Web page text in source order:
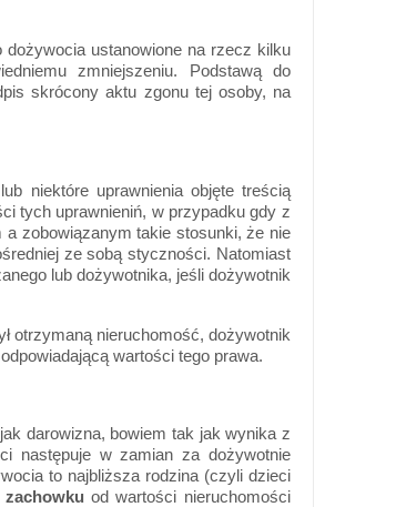
ustanowione na rzecz kilku
zmniejszeniu. Podstawą do
skrócony aktu zgonu tej osoby, na
niektóre uprawnienia objęte treścią
tych uprawnieniń, w przypadku gdy z
zobowiązanym takie stosunki, że nie
ze sobą styczności. Natomiast
lub dożywotnika, jeśli dożywotnik
otrzymaną nieruchomość, dożywotnik
wartości tego prawa.
darowizna, bowiem tak jak wynika z
następuje w zamian za dożywotnie
to najbliższa rodzina (czyli dzieci
zachowkuod wartości nieruchomości